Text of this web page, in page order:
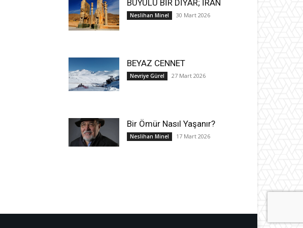
BÜYÜLÜ BİR DİYAR; İRAN
Neslihan Minel 30 Mart 2026
BEYAZ CENNET
Nevriye Gürel 27 Mart 2026
Bir Ömür Nasıl Yaşanır?
Neslihan Minel 17 Mart 2026